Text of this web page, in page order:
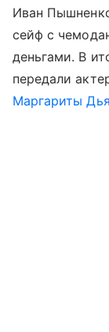
Иван
сейф с
деньгами. В
передали
Маргариты